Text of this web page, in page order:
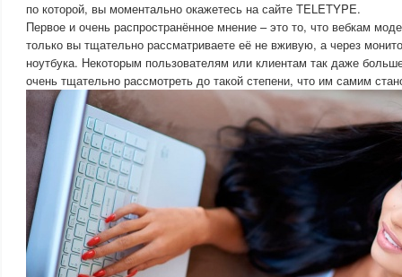
по которой, вы моментально окажетесь на сайте TELETYPE.
Первое и очень распространённое мнение – это то, что вебкам
только вы тщательно рассматриваете её не вживую, а через
ноутбука. Некоторым пользователям или клиентам так даже
очень тщательно рассмотреть до такой степени, что им самим